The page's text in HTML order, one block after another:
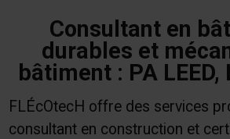
Consultant en
durables et
bâtiment : PA LEED,
FLÉcOtecH offre des services
consultant en construction et